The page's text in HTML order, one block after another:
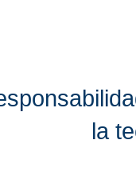
la